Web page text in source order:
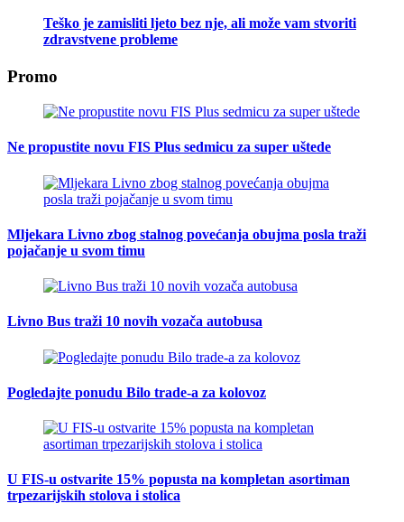
Teško je zamisliti ljeto bez nje, ali može vam stvoriti
zdravstvene probleme
Promo
Ne propustite novu FIS Plus sedmicu za super uštede
Mljekara Livno zbog stalnog povećanja obujma posla traži
pojačanje u svom timu
Livno Bus traži 10 novih vozača autobusa
Pogledajte ponudu Bilo trade-a za kolovoz
U FIS-u ostvarite 15% popusta na kompletan asortiman
trpezarijskih stolova i stolica